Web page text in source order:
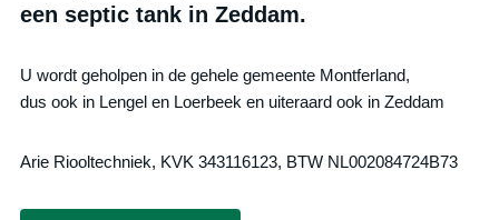
een septic tank in Zeddam.
U wordt geholpen in de gehele gemeente Montferland,
dus ook in Lengel en Loerbeek en uiteraard ook in Zeddam
Arie Riooltechniek, KVK 343116123, BTW NL002084724B73